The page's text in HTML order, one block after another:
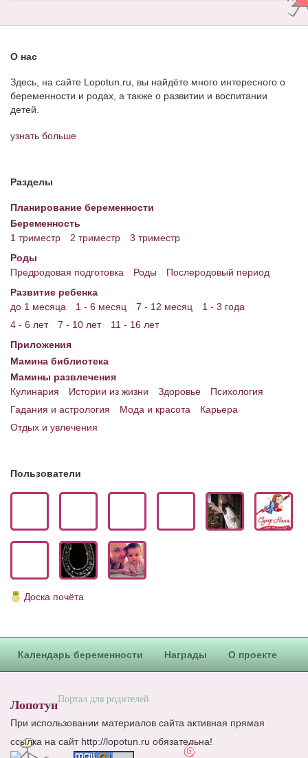
СООБЩЕСТВА
БЛОГИ
БЕРЕМЕННОСТЬ
Календарь беременности
Энциклопедия беременных
Мамина энциклопедия
СЕРВИСЫ И ПРИЛОЖЕНИЯ
Сервис. Оценка роста и веса ребенка
Приложения для Android
Полезные ссылки
НОВОСТИ ЛОПОТУНА
О нас
Здесь, на сайте Lopotun.ru, вы найдёте много интересного о
беременности и родах, а также о развитии и воспитании
детей.
узнать больше
Разделы
Планирование беременности
Беременность
1 триместр
2 триместр
3 триместр
Роды
Предродовая подготовка
Роды
Послеродовый период
Развитие ребенка
до 1 месяца
1 - 6 месяц 7 - 12 месяц
1 - 3 года
4 - 6 лет
7 - 10 лет
11 - 16 лет
Приложения
Мамина библиотека
Мамины развлечения
Кулинария
Истории из жизни Здоровье
Психология
Гадания и астрология
Мода и красота
Карьера
Отдых и увлечения
Пользователи
Доска почёта
Календарь беременности Награды О проекте
ЛопотунПортал для родителей
При использовании материалов сайта активная прямая
ссылка на сайт http://lopotun.ru обязательна!